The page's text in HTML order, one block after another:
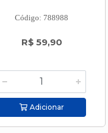
Código: 788988
R$ 59,90
Adicionar